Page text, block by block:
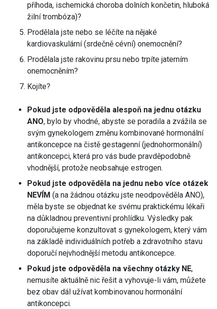
příhoda, ischemická choroba dolních končetin, hluboká
žilní trombóza)?
Prodělala jste nebo se léčíte na nějaké
kardiovaskulární (srdečně cévní) onemocnění?
Prodělala jste rakovinu prsu nebo trpíte jaterním
onemocněním?
Kojíte?
Pokud jste odpověděla alespoň na jednu otázku
ANO, bylo by vhodné, abyste se poradila a zvážila se
svým gynekologem změnu kombinované hormonální
antikoncepce na čistě gestagenní (jednohormonální)
antikoncepci, která pro vás bude pravděpodobně
vhodnější, protože neobsahuje estrogen.
Pokud jste odpověděla na jednu nebo více otázek
NEVÍM (a na žádnou otázku jste neodpověděla ANO),
měla byste se objednat ke svému praktickému lékaři
na důkladnou preventivní prohlídku. Výsledky pak
doporučujeme konzultovat s gynekologem, který vám
na základě individuálních potřeb a zdravotního stavu
doporučí nejvhodnější metodu antikoncepce.
Pokud jste odpověděla na všechny otázky NE,
nemusíte aktuálně nic řešit a vyhovuje-li vám, můžete
bez obav dál užívat kombinovanou hormonální
antikoncepci.